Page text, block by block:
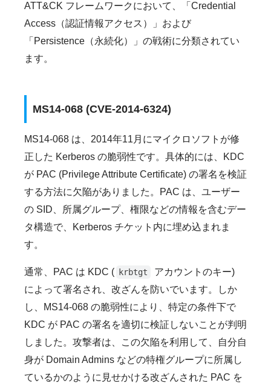
ATT&CK フレームワークにおいて、「Credential
Access（認証情報アクセス）」および
「Persistence（永続化）」の戦術に分類されてい
ます。
MS14-068 (CVE-2014-6324)
MS14-068 は、2014年11月にマイクロソフトが修
正した Kerberos の脆弱性です。具体的には、KDC
が PAC (Privilege Attribute Certificate) の署名を検証
する方法に欠陥がありました。PAC は、ユーザー
の SID、所属グループ、権限などの情報を含むデー
タ構造で、Kerberos チケット内に埋め込まれま
す。
通常、PAC は KDC ( krbtgt
アカウントのキー)
によって署名され、改ざんを防いでいます。しか
し、MS14-068 の脆弱性により、特定の条件下で
KDC が PAC の署名を適切に検証しないことが判明
しました。攻撃者は、この欠陥を利用して、自分自
身が Domain Admins などの特権グループに所属し
ているかのように見せかける改ざんされた PAC を